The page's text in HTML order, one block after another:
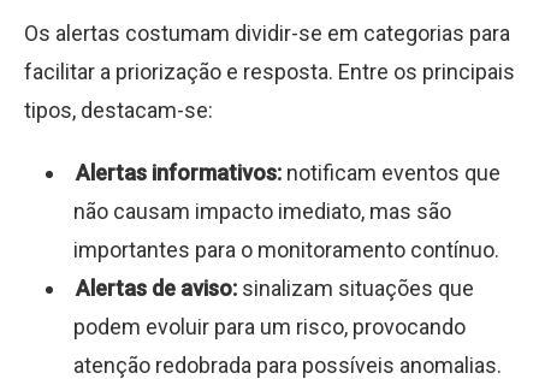
Os alertas costumam dividir-se em categorias para
facilitar a priorização e resposta. Entre os principais
tipos, destacam-se:
Alertas informativos: notificam eventos que
não causam impacto imediato, mas são
importantes para o monitoramento contínuo.
Alertas de aviso: sinalizam situações que
podem evoluir para um risco, provocando
atenção redobrada para possíveis anomalias.